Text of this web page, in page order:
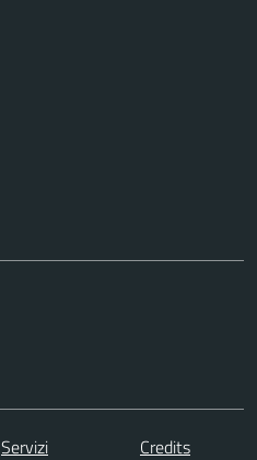
Servizi
Credits